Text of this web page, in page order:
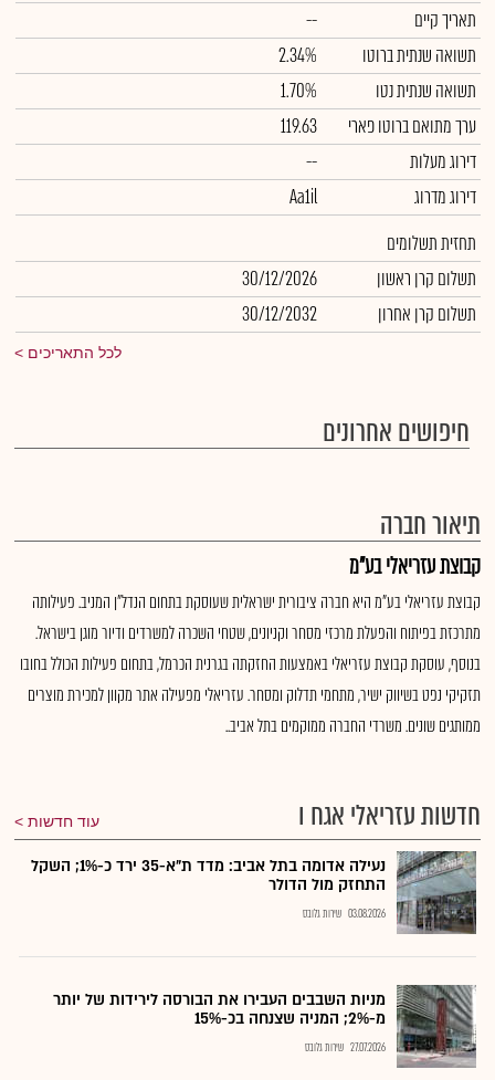
תאריך קיים
--
תשואה שנתית ברוטו
2.34%
תשואה שנתית נטו
1.70%
ערך מתואם ברוטו פארי
119.63
דירוג מעלות
--
דירוג מדרוג
Aa1il
תחזית תשלומים
תשלום קרן ראשון
30/12/2026
תשלום קרן אחרון
30/12/2032
לכל התאריכים
חיפושים אחרונים
תיאור חברה
קבוצת עזריאלי בע"מ
קבוצת עזריאלי בע"מ היא חברה ציבורית ישראלית שעוסקת בתחום הנדל"ן המניב. פעילותה
מתרכזת בפיתוח והפעלת מרכזי מסחר וקניונים, שטחי השכרה למשרדים ודיור מוגן בישראל.
בנוסף, עוסקת קבוצת עזריאלי באמצעות החזקתה בגרנית הכרמל, בתחום פעילות הכולל בחובו
תזקיקי נפט בשיווק ישיר, מתחמי תדלוק ומסחר. עזריאלי מפעילה אתר מקוון למכירת מוצרים
ממותגים שונים. משרדי החברה ממוקמים בתל אביב..
חדשות עזריאלי אגח ו עוד חדשות
נעילה אדומה בתל אביב: מדד ת"א-35 ירד כ-1%; השקל
התחזק מול הדולר
03.08.2026 שירות גלובס
מניות השבבים העבירו את הבורסה לירידות של יותר
מ-2%; המניה שצנחה בכ-15%
27.07.2026 שירות גלובס